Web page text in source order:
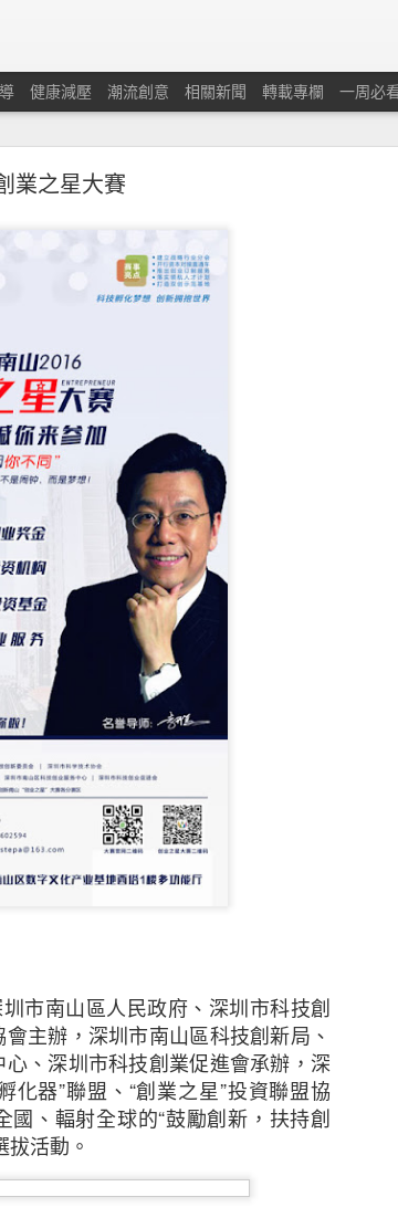
業之星大賽
市南山區人民政府、深圳市科技創
主辦，深圳市南山區科技創新局、
、深圳市科技創業促進會承辦，深
化器”聯盟、 “創業之星”投資聯盟協
國、輻射全球的“鼓勵創新，扶持創
活動。
健康減壓 潮流創意 相關新聞 轉載專欄 一周必
：本港中小企對商業及經濟前景重拾信心
，本港中小企對商業及經濟前景已重拾信
、難於獲取新客戶及業務成本上漲等問題。
近一半（47%）的中小企預計其業務的銷
中小企表示憂慮香港及其他市場的經濟有
例較2021年大幅上升8個百分點。他們認
跌、全球通脹上升以及本港客戶需求下降
有客戶及獲取新客戶時面對的困難（37%